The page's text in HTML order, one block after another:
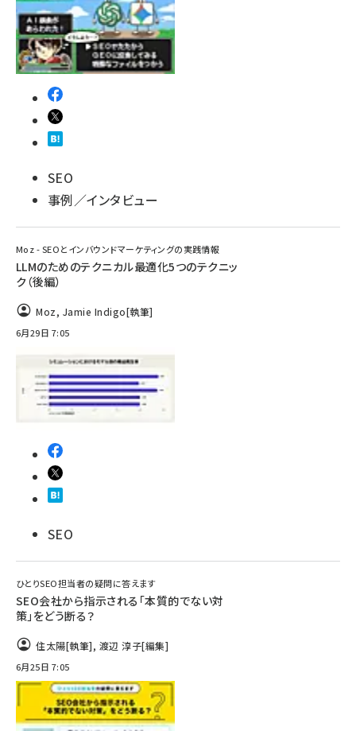
SEO
事例／インタビュー
Moz - SEOとインバウンドマーケティングの実践情報
LLMのためのテクニカル最適化5つのテクニッ
ク（後編）
Moz, Jamie Indigo[執筆]
6月29日 7:05
SEO
ひとりSEO担当者の疑問に答えます
SEO会社から指示される「本質的でない対
策」をどう断る？
住太陽[執筆], 渡辺 淳子[編集]
6月25日 7:05